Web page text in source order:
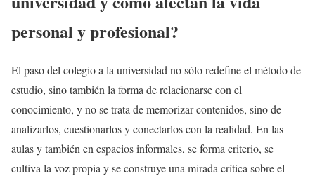
personal y profesional?
El paso del colegio a la universidad no sólo redefine el método de
estudio, sino también la forma de relacionarse con el
conocimiento, y no se trata de memorizar contenidos, sino de
analizarlos, cuestionarlos y conectarlos con la realidad. En las
aulas y también en espacios informales, se forma criterio, se
cultiva la voz propia y se construye una mirada crítica sobre el